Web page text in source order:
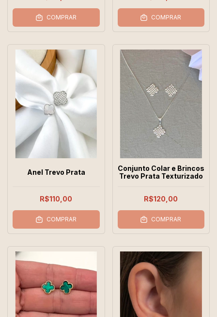
COMPRAR COMPRAR
Anel Trevo Prata
R$110,00
COMPRAR
Conjunto Colar e Brincos
Trevo Prata Texturizado
R$120,00
COMPRAR